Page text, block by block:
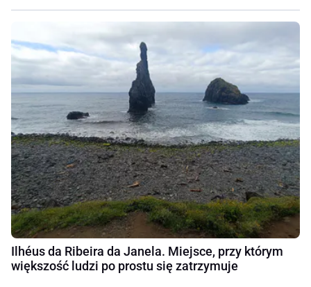
Ilhéus da Ribeira da Janela. Miejsce, przy którym
większość ludzi po prostu się zatrzymuje